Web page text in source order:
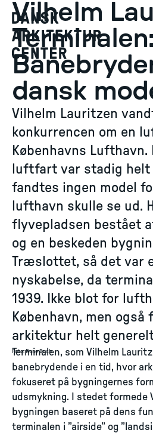
Vilhelm
dansk
Vilhelm Lauritzen
konkurrencen om en
Københavns Lufthavn.
luftfart var stadig helt
fandtes ingen model
lufthavn skulle se ud.
flyvepladsen bestået
og en beskeden
Træslottet, så det var
nyskabelse, da
1939. Ikke blot for
København, men
arkitektur helt
Foto:Rune Buch
Terminalen, som Vilhelm
banebrydende i en tid, hvor
fokuseret på bygningernes
udsmykning. I stedet formede
bygningen baseret på dens
terminalen i ”airside” og